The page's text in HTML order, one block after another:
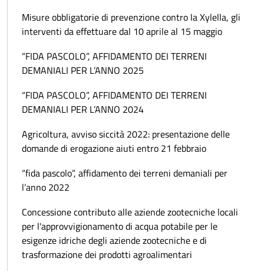
Misure obbligatorie di prevenzione contro la Xylella, gli
interventi da effettuare dal 10 aprile al 15 maggio
“FIDA PASCOLO”, AFFIDAMENTO DEI TERRENI
DEMANIALI PER L’ANNO 2025
“FIDA PASCOLO”, AFFIDAMENTO DEI TERRENI
DEMANIALI PER L’ANNO 2024
Agricoltura, avviso siccità 2022: presentazione delle
domande di erogazione aiuti entro 21 febbraio
“fida pascolo”, affidamento dei terreni demaniali per
l’anno 2022
Concessione contributo alle aziende zootecniche locali
per l'approvvigionamento di acqua potabile per le
esigenze idriche degli aziende zootecniche e di
trasformazione dei prodotti agroalimentari